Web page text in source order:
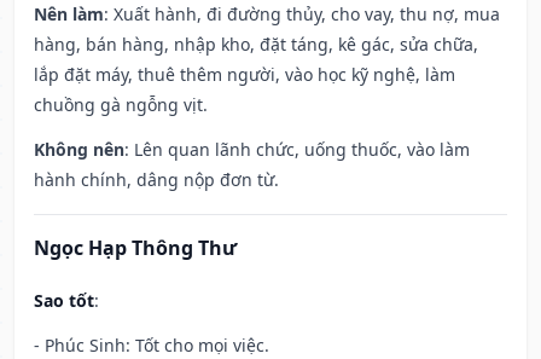
Nên làm: Xuất hành, đi đường thủy, cho vay, thu nợ, mua
hàng, bán hàng, nhập kho, đặt táng, kê gác, sửa chữa,
lắp đặt máy, thuê thêm người, vào học kỹ nghệ, làm
chuồng gà ngỗng vịt.
Không nên: Lên quan lãnh chức, uống thuốc, vào làm
hành chính, dâng nộp đơn từ.
Ngọc Hạp Thông Thư
Sao tốt:
- Phúc Sinh: Tốt cho mọi việc.